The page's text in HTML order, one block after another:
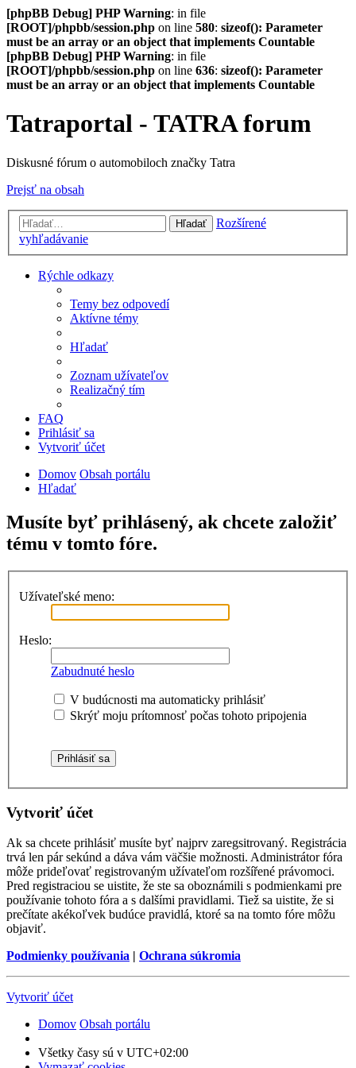
[phpBB Debug] PHP Warning: in file
[ROOT]/phpbb/session.php on line 580: sizeof(): Parameter
must be an array or an object that implements Countable
[phpBB Debug] PHP Warning: in file
[ROOT]/phpbb/session.php on line 636: sizeof(): Parameter
must be an array or an object that implements Countable
Tatraportal - TATRA forum
Diskusné fórum o automobiloch značky Tatra
Prejsť na obsah
Hľadať
Rozšírené
vyhľadávanie
Rýchle odkazy
Temy bez odpovedí
Aktívne témy
Hľadať
Zoznam užívateľov
Realizačný tím
FAQ
Prihlásiť sa
Vytvoriť účet
Domov Obsah portálu
Hľadať
Musíte byť prihlásený, ak chcete založiť
tému v tomto fóre.
Užívateľské meno:
Heslo:
Zabudnuté heslo
V budúcnosti ma automaticky prihlásiť
Skrýť moju prítomnosť počas tohoto pripojenia
Vytvoriť účet
Ak sa chcete prihlásiť musíte byť najprv zaregsitrovaný. Registrácia
trvá len pár sekúnd a dáva vám väčšie možnosti. Administrátor fóra
môže prideľovať registrovaným užívateľom rozšířené právomoci.
Pred registraciou se uistite, že ste sa oboznámili s podmienkami pre
používanie tohoto fóra a s dalšími pravidlami. Tiež sa uistite, že si
prečítate akékoľvek budúce pravidlá, ktoré sa na tomto fóre môžu
objaviť.
Podmienky používania | Ochrana súkromia
Vytvoriť účet
Domov Obsah portálu
Všetky časy sú v UTC+02:00